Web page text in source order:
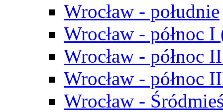
Wrocław - południe
Wrocław - północ
Wrocław - północ
Wrocław - północ
Wrocław -